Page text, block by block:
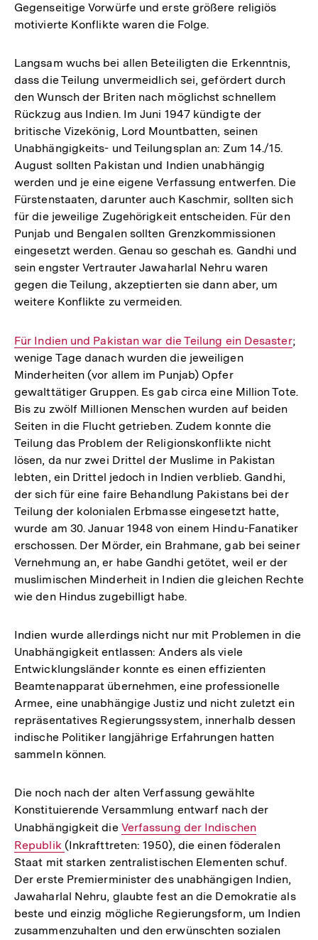
Gegenseitige Vorwürfe und erste größere religiös
motivierte Konflikte waren die Folge.
Langsam wuchs bei allen Beteiligten die Erkenntnis,
dass die Teilung unvermeidlich sei, gefördert durch
den Wunsch der Briten nach möglichst schnellem
Rückzug aus Indien. Im Juni 1947 kündigte der
britische Vizekönig, Lord Mountbatten, seinen
Unabhängigkeits- und Teilungsplan an: Zum 14./15.
August sollten Pakistan und Indien unabhängig
werden und je eine eigene Verfassung entwerfen. Die
Fürstenstaaten, darunter auch Kaschmir, sollten sich
für die jeweilige Zugehörigkeit entscheiden. Für den
Punjab und Bengalen sollten Grenzkommissionen
eingesetzt werden. Genau so geschah es. Gandhi und
sein engster Vertrauter Jawaharlal Nehru waren
gegen die Teilung, akzeptierten sie dann aber, um
weitere Konflikte zu vermeiden.
Interner
Link:
Für Indien und Pakistan war die Teilung ein Desaster;
wenige Tage danach wurden die jeweiligen
Minderheiten (vor allem im Punjab) Opfer
gewalttätiger Gruppen. Es gab circa eine Million Tote.
Bis zu zwölf Millionen Menschen wurden auf beiden
Seiten in die Flucht getrieben. Zudem konnte die
Teilung das Problem der Religionskonflikte nicht
lösen, da nur zwei Drittel der Muslime in Pakistan
lebten, ein Drittel jedoch in Indien verblieb. Gandhi,
der sich für eine faire Behandlung Pakistans bei der
Teilung der kolonialen Erbmasse eingesetzt hatte,
wurde am 30. Januar 1948 von einem Hindu-Fanatiker
erschossen. Der Mörder, ein Brahmane, gab bei seiner
Vernehmung an, er habe Gandhi getötet, weil er der
muslimischen Minderheit in Indien die gleichen Rechte
wie den Hindus zugebilligt habe.
Indien wurde allerdings nicht nur mit Problemen in die
Unabhängigkeit entlassen: Anders als viele
Entwicklungsländer konnte es einen effizienten
Beamtenapparat übernehmen, eine professionelle
Armee, eine unabhängige Justiz und nicht zuletzt ein
repräsentatives Regierungssystem, innerhalb dessen
indische Politiker langjährige Erfahrungen hatten
sammeln können.
Die noch nach der alten Verfassung gewählte
Konstituierende Versammlung entwarf nach der
Unabhängigkeit die Interner
Link:
Verfassung der Indischen
Republik (Inkrafttreten: 1950), die einen föderalen
Staat mit starken zentralistischen Elementen schuf.
Der erste Premierminister des unabhängigen Indien,
Jawaharlal Nehru, glaubte fest an die Demokratie als
beste und einzig mögliche Regierungsform, um Indien
zusammenzuhalten und den erwünschten sozialen